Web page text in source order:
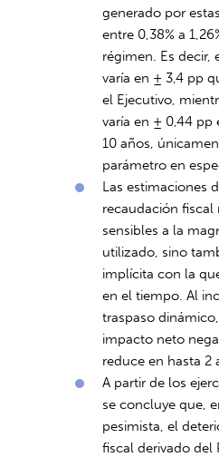
generado por
entre 0,38% a
régimen. Es decir,
varía en ± 3,4 pp
el Ejecutivo,
varía en ± 0,44
10 años,
parámetro en
Las estimaciones
recaudación fiscal
sensibles a la
utilizado, sino
implícita con la
en el tiempo. Al
traspaso
impacto neto
reduce en hasta 2
A partir de los
se concluye que,
pesimista, el
fiscal derivado del